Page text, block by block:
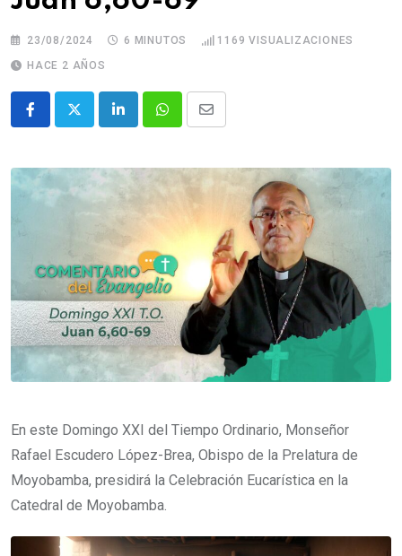
23/08/2024 6 MINUTOS 1169 VISUALIZACIONES
HACE 2 AÑOS
En este Domingo XXI del Tiempo Ordinario, Monseñor
Rafael Escudero López-Brea, Obispo de la Prelatura de
Moyobamba, presidirá la Celebración Eucarística en la
Catedral de Moyobamba.